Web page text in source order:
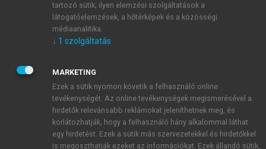
JELSZÓ
JELSZÓ ÚJRA
tartozó sütik; ilyen elemzési szolgáltatások a
látogatóelemzések, a hőtérképek és a közösségi
médiaanalitika.
↓ 1 szolgáltatás
MARKETING
Ezek a sütik nyomon követik a felhasználó online
tevékenységét. Az online tevékenységek megismerésével a
hirdetők relevánsabb reklámokat jeleníthetnek meg, és
korlátozhatják, hogy a felhasználó hány alkalommal láthat
egy hirdetést. Ezek a sütik más szervezetekkel és hirdetőkkel
is megoszthatják ezeket az információkat. Ezek állandó sütik,